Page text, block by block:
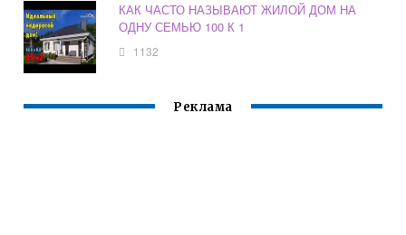
КАК ЧАСТО НАЗЫВАЮТ ЖИЛОЙ ДОМ НА
ОДНУ СЕМЬЮ 100 К 1
1132
Реклама